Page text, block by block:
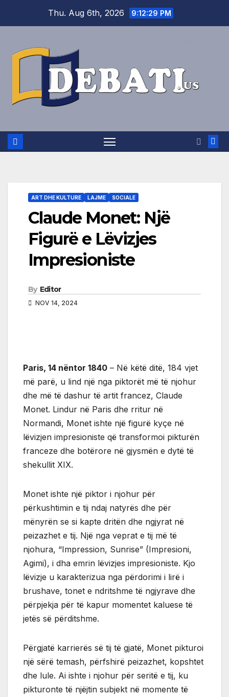
Thu. Aug 6th, 2026 9:12:29 PM
ART DHE KULTURE LAJME SOCIALE
Claude Monet: Një
Figurë e Lëvizjes
Impresioniste
By Editor
NOV 14, 2024
Paris, 14 nëntor 1840 – Në këtë ditë, 184 vjet
më parë, u lind një nga piktorët më të njohur
dhe më të dashur të artit francez, Claude
Monet. Lindur në Paris dhe rritur në
Normandi, Monet ishte një figurë kyçe në
lëvizjen impresioniste që transformoi pikturën
franceze dhe botërore në gjysmën e dytë të
shekullit XIX.
Monet ishte një piktor i njohur për
përkushtimin e tij ndaj natyrës dhe për
mënyrën se si kapte dritën dhe ngjyrat në
peizazhet e tij. Një nga veprat e tij më të
njohura, “Impression, Sunrise” (Impresioni,
Agimi), i dha emrin lëvizjes impresioniste. Kjo
lëvizje u karakterizua nga përdorimi i lirë i
brushave, tonet e ndritshme të ngjyrave dhe
përpjekja për të kapur momentet kaluese të
jetës së përditshme.
Përgjatë karrierës së tij të gjatë, Monet pikturoi
një sërë temash, përfshirë peizazhet, kopshtet
dhe lule. Ai ishte i njohur për seritë e tij, ku
pikturonte të njëjtin subjekt në momente të